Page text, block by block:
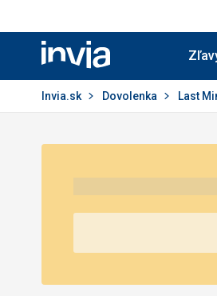
Invia.sk
Invia.sk Dovolenka Last